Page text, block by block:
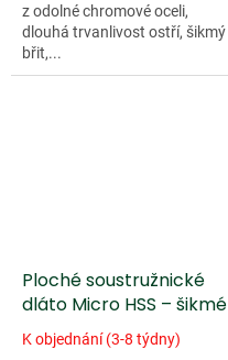
z odolné chromové oceli,
dlouhá trvanlivost ostří, šikmý
břit,...
Ploché soustružnické
dláto Micro HSS – šikmé
K objednání (3-8 týdny)